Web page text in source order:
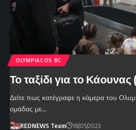
OLYMPIACOS BC
Το ταξίδι για το Κάουνας
Δείτε πως κατέγραψε η κάμερα του
ομάδας με…
REDNEWS Team 18/05/2023